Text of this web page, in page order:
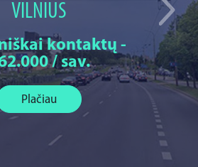
VILNIUS
kontaktų -
/ sav.
Plačiau